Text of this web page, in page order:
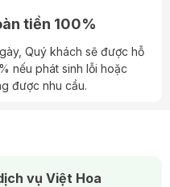
chuẩn màu.
phím và TrackPoint đặc
bản màn 4K/OLED hoặc
tiền 100%
Quý khách sẽ được hỗ
nếu phát sinh lỗi hoặc
được nhu cầu.
vụ Việt Hoa